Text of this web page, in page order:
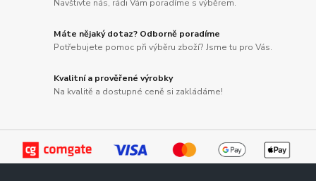
Navštivte nás, rádi Vám poradíme s výběrem.
Máte nějaký dotaz? Odborně poradíme
Potřebujete pomoc při výběru zboží? Jsme tu pro Vás.
Kvalitní a prověřené výrobky
Na kvalitě a dostupné ceně si zakládáme!